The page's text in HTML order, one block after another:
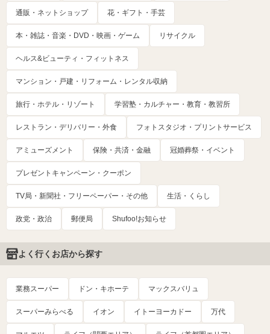
通販・ネットショップ 花・ギフト・手芸
本・雑誌・音楽・DVD・映画・ゲーム リサイクル
ヘルス&ビューティ・フィットネス
マンション・戸建・リフォーム・レンタル収納
旅行・ホテル・リゾート 学習塾・カルチャー・教育・教習所
レストラン・デリバリー・外食 フォトスタジオ・プリントサービス
アミューズメント 保険・共済・金融 冠婚葬祭・イベント
プレゼントキャンペーン・クーポン
TV局・新聞社・フリーペーパー・その他 生活・くらし
政党・政治 郵便局 Shufoo!お知らせ
よく行くお店から探す
業務スーパー ドン・キホーテ マックスバリュ
スーパーみらべる イオン イトーヨーカドー 万代